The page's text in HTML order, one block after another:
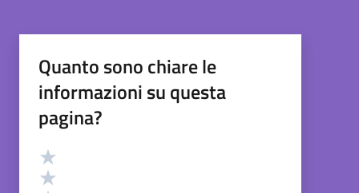
Quanto sono chiare le
informazioni su questa
pagina?
Valutazione